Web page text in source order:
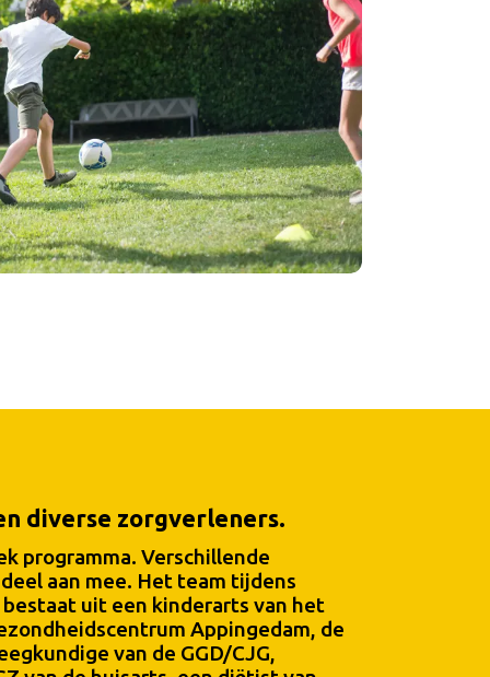
diverse zorgverleners.
programma. Verschillende
aan mee. Het team tijdens
uit een kinderarts van het
Appingedam, de
van de GGD/CJG,